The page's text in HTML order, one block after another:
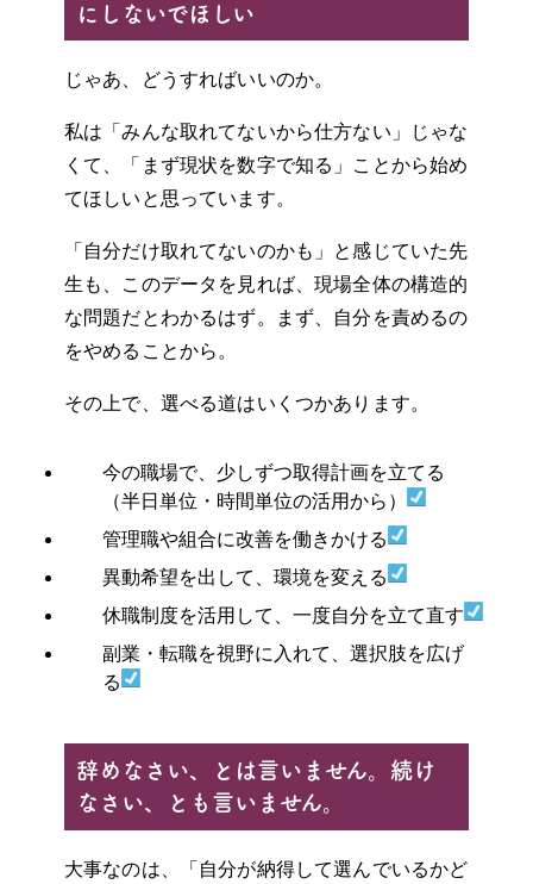
にしないでほしい
じゃあ、どうすればいいのか。
私は「みんな取れてないから仕方ない」じゃな
くて、「まず現状を数字で知る」ことから始め
てほしいと思っています。
「自分だけ取れてないのかも」と感じていた先
生も、このデータを見れば、現場全体の構造的
な問題だとわかるはず。まず、自分を責めるの
をやめることから。
その上で、選べる道はいくつかあります。
今の職場で、少しずつ取得計画を立てる
（半日単位・時間単位の活用から）
管理職や組合に改善を働きかける
異動希望を出して、環境を変える
休職制度を活用して、一度自分を立て直す
副業・転職を視野に入れて、選択肢を広げ
る
辞めなさい、とは言いません。続け
なさい、とも言いません。
大事なのは、「自分が納得して選んでいるかど